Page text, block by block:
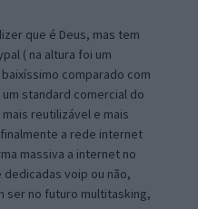
que é Deus, mas tem
( na altura foi um
comparado com
standard comercial do
reutilizável e mais
a rede internet
massiva a internet no
voip ou não,
ser no futuro multitasking,